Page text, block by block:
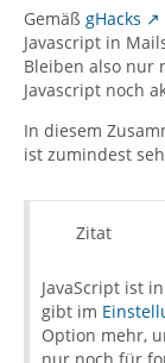
Gemäß gHacks
Javascript in
Bleiben also nur
Javascript noch
In diesem
ist zumindest
Zitat
JavaScript ist
gibt im
Option mehr,